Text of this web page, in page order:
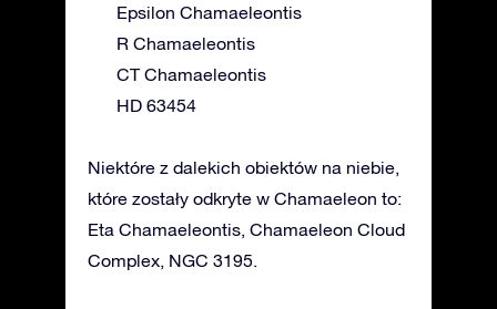
Epsilon Chamaeleontis
R Chamaeleontis
CT Chamaeleontis
HD 63454
Niektóre z dalekich obiektów na niebie,
które zostały odkryte w Chamaeleon to:
Eta Chamaeleontis, Chamaeleon Cloud
Complex, NGC 3195.